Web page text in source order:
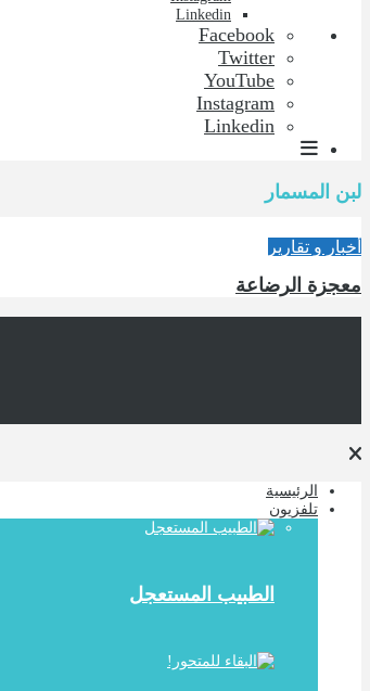
Linkedin
Facebook
Twitter
YouTube
Instagram
Linkedin
لبن المسمار
أخبار و تقارير
معجزة الرضاعة
الرئيسية
تلفزيون
الطبيب المستعجل